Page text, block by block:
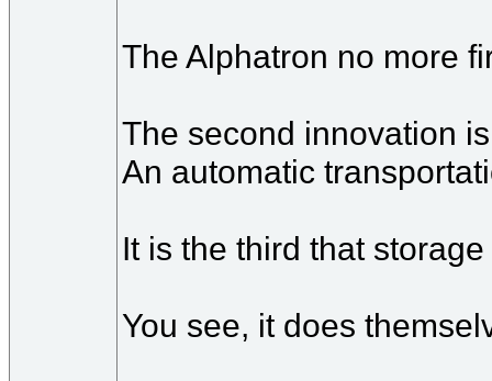
The Alphatron no more
The second innovation
An automatic
It is the third that
You see, it does